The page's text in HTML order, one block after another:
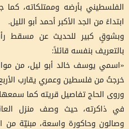
الفلسطيني بأرضه وممتلكاته، كما
ابتداءً من الجد الأكبر أحمد أبو الليل.
وبشوقٍ كبير للحديث عن مسقط
بالتعريف بنفسه قائلاً:
خرجتُ من فلسطين وعمري يقارب
وروى الحاج تفاصيل قريته كما
في ذاكرته، حيث وصف منزل
وصالون وحاكورة واسعة، مبنيّة من